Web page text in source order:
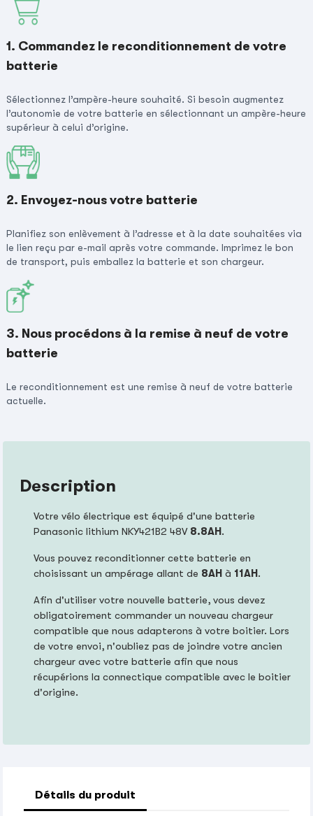
1. Commandez le reconditionnement de votre
batterie
Sélectionnez l’ampère-heure souhaité. Si besoin augmentez
l’autonomie de votre batterie en sélectionnant un ampère-heure
supérieur à celui d’origine.
2. Envoyez-nous votre batterie
Planifiez son enlèvement à l’adresse et à la date souhaitées via
le lien reçu par e-mail après votre commande. Imprimez le bon
de transport, puis emballez la batterie et son chargeur.
3. Nous procédons à la remise à neuf de votre
batterie
Le reconditionnement est une remise à neuf de votre batterie
actuelle.
Description
Votre vélo électrique est équipé d'une batterie
Panasonic lithium NKY421B2 48V 8.8AH.
Vous pouvez reconditionner cette batterie en
choisissant un ampérage allant de 8AH à 11AH.
Afin d'utiliser votre nouvelle batterie, vous devez
obligatoirement commander un nouveau chargeur
compatible que nous adapterons à votre boitier. Lors
de votre envoi, n'oubliez pas de joindre votre ancien
chargeur avec votre batterie afin que nous
récupérions la connectique compatible avec le boitier
d'origine.
Détails du produit